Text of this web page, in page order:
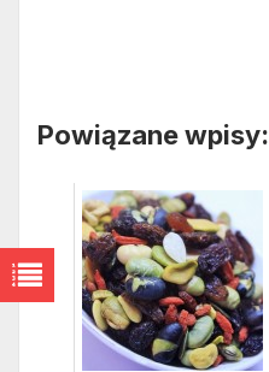
Powiązane wpisy: